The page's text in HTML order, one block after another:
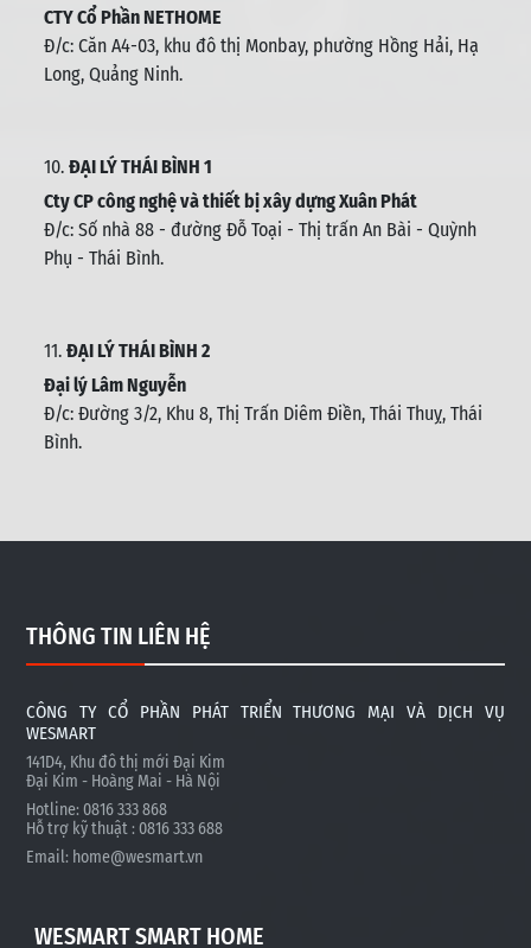
CTY Cổ Phần NETHOME
Đ/c: Căn A4-03, khu đô thị Monbay, phường Hồng Hải, Hạ
Long, Quảng Ninh.
10. ĐẠI LÝ THÁI BÌNH 1
Cty CP công nghệ và thiết bị xây dựng Xuân Phát
Đ/c: Số nhà 88 - đường Đỗ Toại - Thị trấn An Bài - Quỳnh
Phụ - Thái Bình.
11. ĐẠI LÝ THÁI BÌNH 2
Đại lý Lâm Nguyễn
Đ/c: Đường 3/2, Khu 8, Thị Trấn Diêm Điền, Thái Thuỵ, Thái
Bình.
THÔNG TIN LIÊN HỆ
CÔNG TY CỔ PHẦN PHÁT TRIỂN THƯƠNG MẠI VÀ DỊCH VỤ
WESMART
141D4, Khu đô thị mới Đại Kim
Đại Kim - Hoàng Mai - Hà Nội
Hotline: 0816 333 868
Hỗ trợ kỹ thuật : 0816 333 688
Email: home@wesmart.vn
WESMART SMART HOME